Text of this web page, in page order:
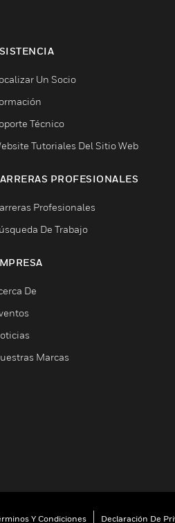
Un Socio
Técnico
Tutoriales Del Sitio Web
PROFESIONALES
Profesionales
De Trabajo
De
Marcas
Y Condiciones Declaración De